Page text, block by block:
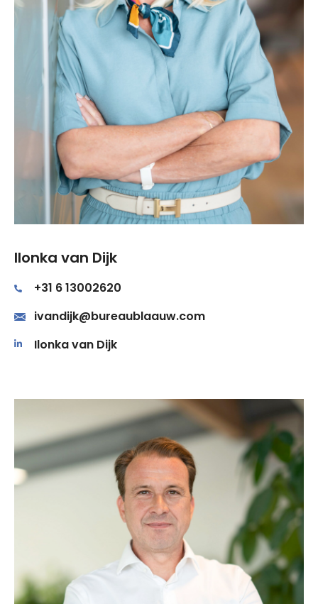
Ilonka van Dijk
+31 6 13002620
ivandijk@bureaublaauw.com
Ilonka van Dijk